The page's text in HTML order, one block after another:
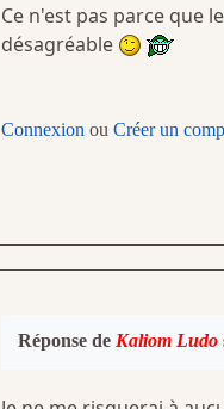
Ce n'est pas parce que
désagréable
Connexion ou Créer un
Réponse de Kaliom Ludo